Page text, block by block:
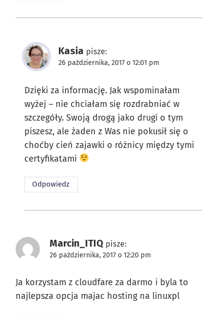
Kasia pisze:
26 października, 2017 o 12:01 pm
Dzięki za informację. Jak wspominałam
wyżej – nie chciałam się rozdrabniać w
szczegóły. Swoją drogą jako drugi o tym
piszesz, ale żaden z Was nie pokusił się o
choćby cień zajawki o różnicy między tymi
certyfikatami
Odpowiedz
Marcin_ITIQ pisze:
26 października, 2017 o 12:20 pm
Ja korzystam z cloudfare za darmo i byla to
najlepsza opcja majac hosting na linuxpl